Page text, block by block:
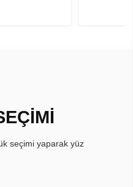
seçimi yaparak yüz